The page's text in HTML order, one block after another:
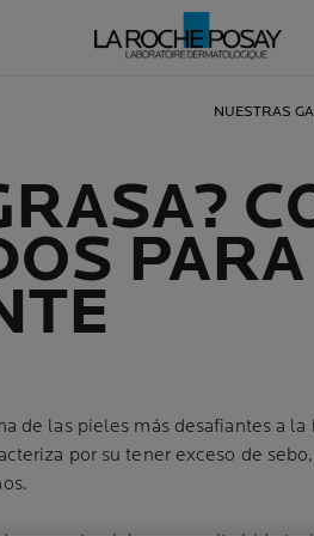
NUESTRAS
de las pieles más desafiantes a
por su tener exceso de